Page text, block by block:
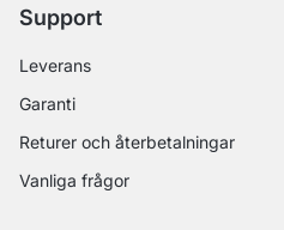
Support
Leverans
Garanti
Returer och återbetalningar
Vanliga frågor